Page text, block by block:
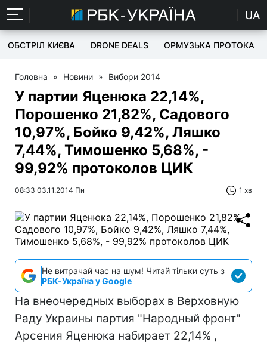
UA
ОБСТРІЛ КИЄВА DRONE DEALS ОРМУЗЬКА ПРОТОКА
Головна » Новини » Вибори 2014
У партии Яценюка 22,14%,
Порошенко 21,82%, Садового
10,97%, Бойко 9,42%, Ляшко
7,44%, Тимошенко 5,68%, -
99,92% протоколов ЦИК
08:33 03.11.2014 Пн 1 хв
Не витрачай час на шум! Читай тільки суть з
РБК-Україна у Google
На внеочередных выборах в Верховную
Раду Украины партия "Народный фронт"
Арсения Яценюка набирает 22,14% ,